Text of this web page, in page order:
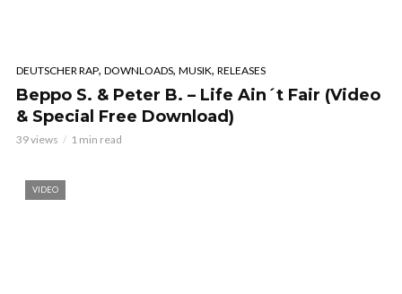
DEUTSCHER RAP, DOWNLOADS, MUSIK, RELEASES
Beppo S. & Peter B. – Life Ain´t Fair (Video
& Special Free Download)
39 views 1 min read
VIDEO